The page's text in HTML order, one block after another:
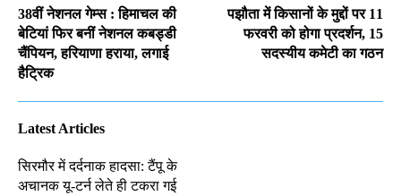
38वीं नेशनल गेम्स : हिमाचल की
बेटियां फिर बनीं नेशनल कबड्डी
चैंपियन, हरियाणा हराया, लगाई
हैट्रिक
पझौता में किसानों के मुद्दों पर 11
फरवरी को होगा प्रदर्शन, 15
सदस्यीय कमेटी का गठन
Latest Articles
सिरमौर में दर्दनाक हादसा: टैंपू के
अचानक यू-टर्न लेते ही टकरा गई